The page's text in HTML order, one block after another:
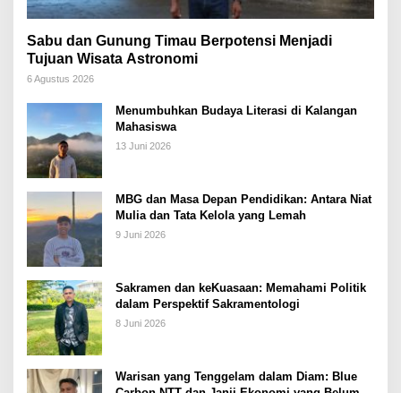
Sabu dan Gunung Timau Berpotensi Menjadi
Tujuan Wisata Astronomi
6 Agustus 2026
Menumbuhkan Budaya Literasi di Kalangan
Mahasiswa
13 Juni 2026
MBG dan Masa Depan Pendidikan: Antara Niat
Mulia dan Tata Kelola yang Lemah
9 Juni 2026
Sakramen dan keKuasaan: Memahami Politik
dalam Perspektif Sakramentologi
8 Juni 2026
Warisan yang Tenggelam dalam Diam: Blue